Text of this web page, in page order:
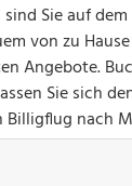
Sie auf
von zu
Angebote.
Sie sich
Billigflug nach